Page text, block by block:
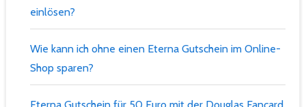
einlösen?
Wie kann ich ohne einen Eterna Gutschein im Online-
Shop sparen?
Eterna Gutschein für 50 Euro mit der Douglas Fancard